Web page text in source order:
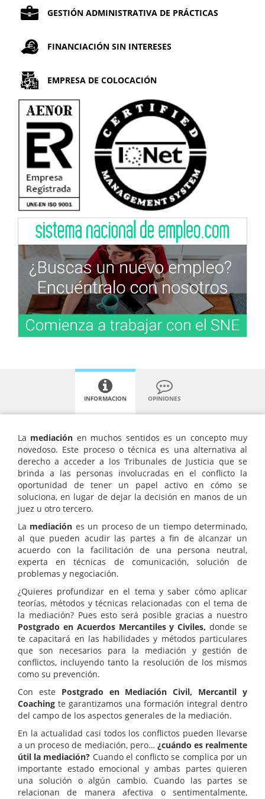
GESTIÓN ADMINISTRATIVA DE PRÁCTICAS
FINANCIACIÓN SIN INTERESES
EMPRESA DE COLOCACIÓN
INFORMACION OPINIONES
La mediación en muchos sentidos es un concepto muy
novedoso. Este proceso o técnica es una alternativa al
derecho a acceder a los Tribunales de Justicia que se
brinda a las personas involucradas en el conflicto la
oportunidad de tener un papel activo en cómo se
soluciona, en lugar de dejar la decisión en manos de un
juez u otro tercero.
La mediación es un proceso de un tiempo determinado,
al que pueden acudir las partes a fin de alcanzar un
acuerdo con la facilitación de una persona neutral,
experta en técnicas de comunicación, solución de
problemas y negociación.
¿Quieres profundizar en el tema y saber cómo aplicar
teorías, métodos y técnicas relacionadas con el tema de
la mediación? Pues esto será posible gracias a nuestro
Postgrado en Acuerdos Mercantiles y Civiles,donde se
te capacitará en las habilidades y métodos particulares
que son necesarios para la mediación y gestión de
conflictos, incluyendo tanto la resolución de los mismos
como su prevención.
Con este Postgrado en Mediación Civil, Mercantil y
Coaching te garantizamos una formación integral dentro
del campo de los aspectos generales de la mediación.
En la actualidad casi todos los conflictos pueden llevarse
a un proceso de mediación, pero… ¿cuándo es realmente
útil la mediación? Cuando el conflicto se complica por un
importante estado emocional y ambas partes quieren
una solución o algún cambio. Cuando las partes se
relacionan de manera afectiva o sentimentalmente,